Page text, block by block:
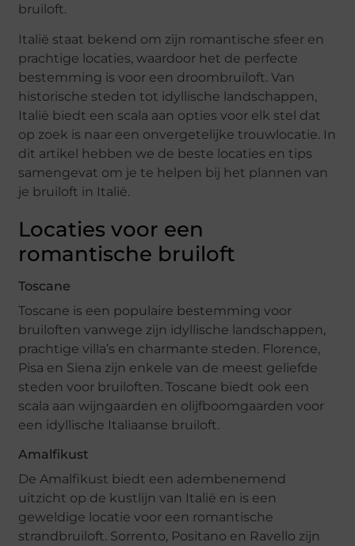
bruiloft.
Italië staat bekend om zijn romantische sfeer en
prachtige locaties, waardoor het de perfecte
bestemming is voor een droombruiloft. Van
historische steden tot idyllische landschappen,
Italië biedt een scala aan opties voor elk stel dat
op zoek is naar een onvergetelijke trouwlocatie. In
dit artikel hebben we de beste locaties en tips
samengevat om je te helpen bij het plannen van
je bruiloft in Italië.
Locaties voor een
romantische bruiloft
Toscane
Toscane is een populaire bestemming voor
bruiloften vanwege zijn idyllische landschappen,
prachtige villa’s en charmante steden. Florence,
Pisa en Siena zijn enkele van de meest geliefde
steden voor bruiloften. Toscane biedt ook een
scala aan wijngaarden en olijfboomgaarden voor
een idyllische Italiaanse bruiloft.
Amalfikust
De Amalfikust biedt een adembenemend
uitzicht op de kustlijn van Italië en is een
geweldige locatie voor een romantische
strandbruiloft. Sorrento, Positano en Ravello zijn